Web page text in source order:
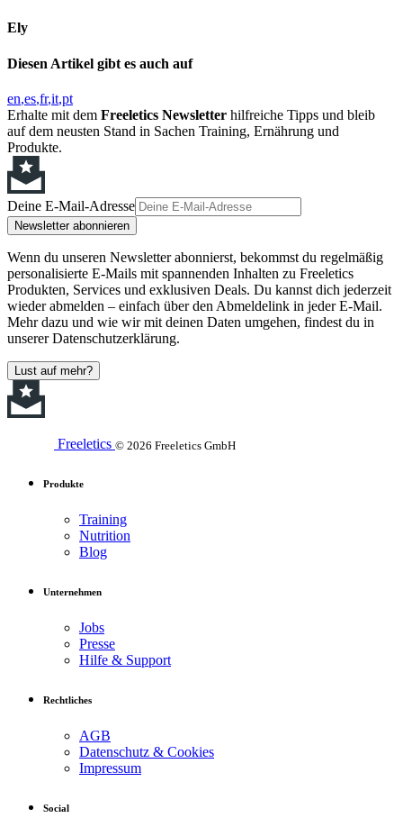
Ely
Diesen Artikel gibt es auch auf
en es fr it pt
Erhalte mit dem Freeletics Newsletter hilfreiche Tipps und bleib
auf dem neusten Stand in Sachen Training, Ernährung und
Produkte.
Deine E-Mail-Adresse
Newsletter abonnieren
Wenn du unseren Newsletter abonnierst, bekommst du regelmäßig
personalisierte E-Mails mit spannenden Inhalten zu Freeletics
Produkten, Services und exklusiven Deals. Du kannst dich jederzeit
wieder abmelden – einfach über den Abmeldelink in jeder E-Mail.
Mehr dazu und wie wir mit deinen Daten umgehen, findest du in
unserer Datenschutzerklärung.
Lust auf mehr?
Freeletics © 2026 Freeletics GmbH
Produkte
Training
Nutrition
Blog
Unternehmen
Jobs
Presse
Hilfe & Support
Rechtliches
AGB
Datenschutz & Cookies
Impressum
Social